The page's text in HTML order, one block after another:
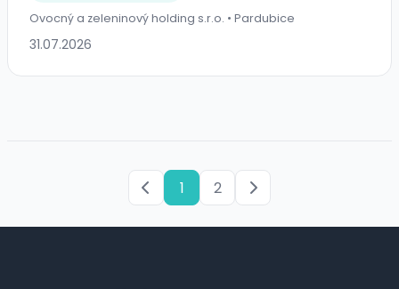
Ovocný a zeleninový holding s.r.o. • Pardubice
31.07.2026
1 2